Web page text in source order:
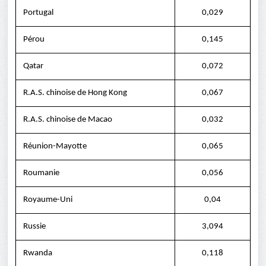
Portugal 0,029
Pérou 0,145
Qatar 0,072
R.A.S. chinoise de Hong Kong 0,067
R.A.S. chinoise de Macao 0,032
Réunion-Mayotte 0,065
Roumanie 0,056
Royaume-Uni 0,04
Russie 3,094
Rwanda 0,118